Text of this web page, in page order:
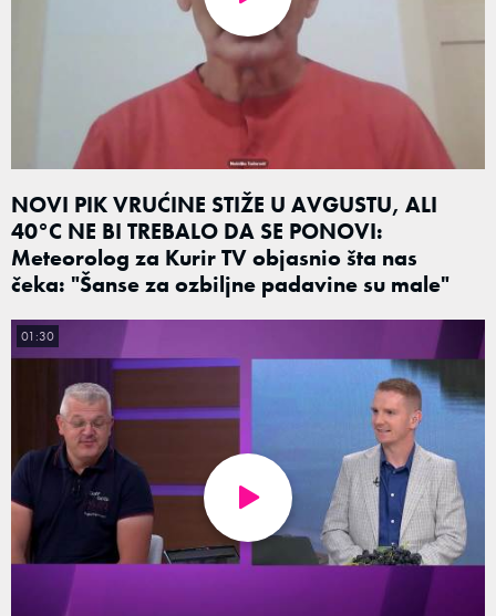
NOVI PIK VRUĆINE STIŽE U AVGUSTU, ALI
40°C NE BI TREBALO DA SE PONOVI:
Meteorolog za Kurir TV objasnio šta nas
čeka: "Šanse za ozbiljne padavine su male"
01:30